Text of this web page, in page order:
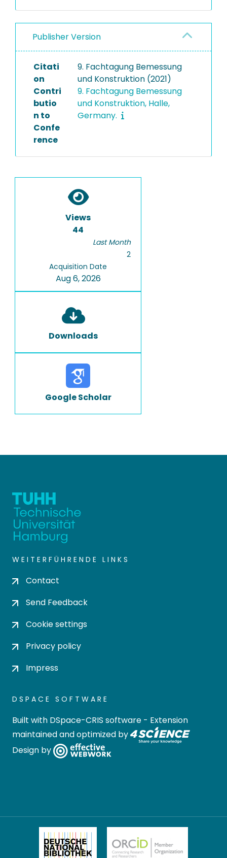
Publisher Version
Citati
on
9. Fachtagung Bemessung
und Konstruktion (2021)
Contri
butio
n to
Confe
rence
9. Fachtagung Bemessung
und Konstruktion, Halle,
Germany.
Views
44
Last Month
2
Acquisition Date
Aug 6, 2026
Downloads
Google Scholar
WEITERFÜHRENDE LINKS
Contact
Send Feedback
Cookie settings
Privacy policy
Impress
DSPACE SOFTWARE
Built with DSpace-CRIS software - Extension
maintained and optimized by
Design by